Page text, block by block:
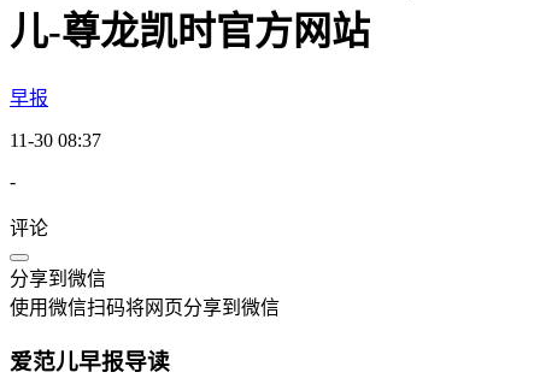
儿-尊龙凯时官方网站
早报
11-30 08:37
-
评论
分享到微信
使用微信扫码将网页分享到微信
爱范儿早报导读